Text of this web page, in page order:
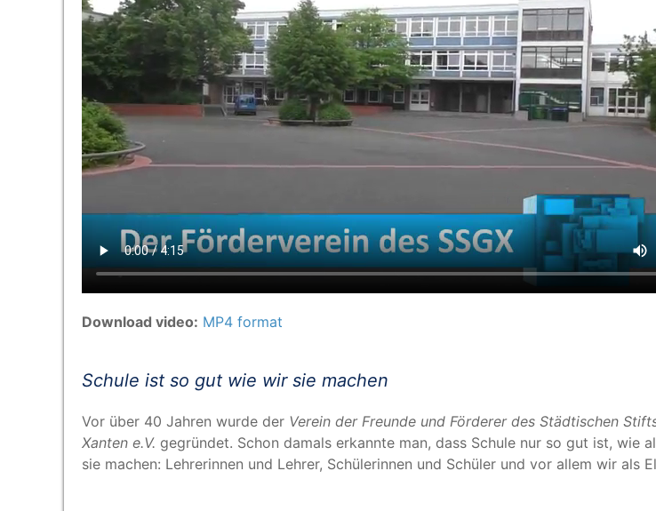
Download video: MP4 format
Schu­le ist so gut wie wir sie machen
Vor über 40 Jah­ren wur­de der Ver­ein der Freun­de und För­de­rer des Städ­ti­schen
Xan­ten e.V. gegrün­det. Schon damals erkann­te man, dass Schu­le nur so gut ist, wie
sie machen: Leh­re­rin­nen und Leh­rer, Schü­le­rin­nen und Schü­ler und vor allem wir als